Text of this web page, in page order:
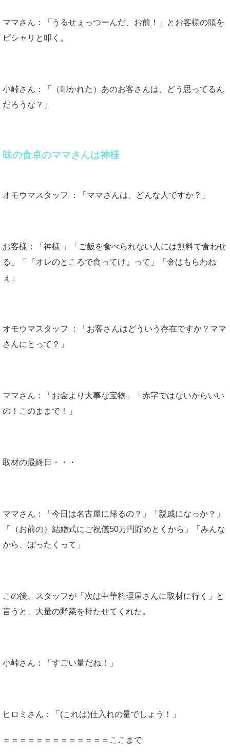
ママさん：「うるせぇっつーんだ、お前！」とお客様の頭を
ピシャリと叩く。
小峠さん：「（叩かれた）あのお客さんは、どう思ってるん
だろうな？」
味の食卓のママさんは神様
オモウマスタッフ ：「ママさんは、どんな人ですか？」
お客様：「神様 」「ご飯を食べられない人には無料で食わせ
る」「『オレのところで食ってけ』って」「金はもらわね
ぇ」
オモウマスタッフ ：「お客さんはどういう存在ですか？ママ
さんにとって？」
ママさん：「お金より大事な宝物」「赤字ではないからいい
の！このままで！」
取材の最終日・・・
ママさん：「今日は名古屋に帰るの？」「親戚になっか？」
「（お前の）結婚式にご祝儀50万円貯めとくから」「みんな
から、ぼったくって」
この後、スタッフが「次は中華料理屋さんに取材に行く」と
言うと、大量の野菜を持たせてくれた。
小峠さん：「すごい量だね！」
ヒロミさん：「(これは)仕入れの量でしょう！」
＝＝＝＝＝＝＝＝＝＝＝＝＝ここまで